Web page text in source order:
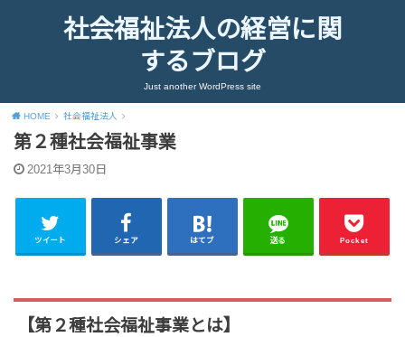
社会福祉法人の経営に関
するブログ
Just another WordPress site
HOME 社会福祉法人
第２種社会福祉事業
2021年3月30日
ツイート シェア はてブ 送る Pocket
【第２種社会福祉事業とは】